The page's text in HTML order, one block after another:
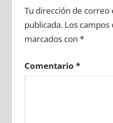
Tu dirección de
publicada. Los
marcados con *
Comentario *